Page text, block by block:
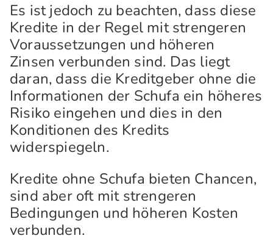
Es ist jedoch zu beachten, dass diese
Kredite in der Regel mit strengeren
Voraussetzungen und höheren
Zinsen verbunden sind. Das liegt
daran, dass die Kreditgeber ohne die
Informationen der Schufa ein höheres
Risiko eingehen und dies in den
Konditionen des Kredits
widerspiegeln.
Kredite ohne Schufa bieten Chancen,
sind aber oft mit strengeren
Bedingungen und höheren Kosten
verbunden.